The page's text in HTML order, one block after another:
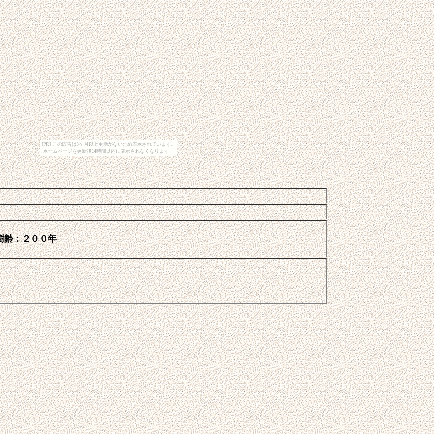
[PR] この広告は3ヶ月以上更新がないため表示されています。
ホームページを更新後24時間以内に表示されなくなります。
：２００年